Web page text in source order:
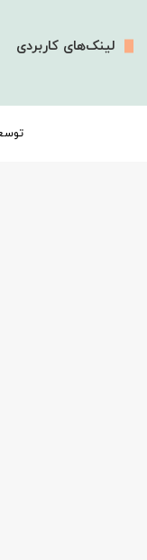
لینک‌های کاربردی